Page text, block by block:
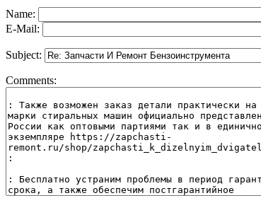
Name:
E-Mail:
Subject:
Comments: